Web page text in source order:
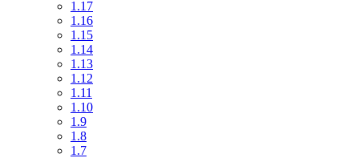
1.17
1.16
1.15
1.14
1.13
1.12
1.11
1.10
1.9
1.8
1.7